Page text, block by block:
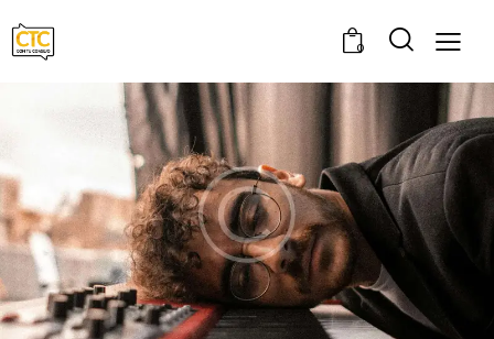
0
SHOWS
Sustainable practices at music
festivals